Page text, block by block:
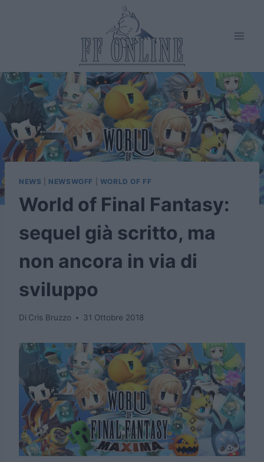
NEWS NEWSWOFF WORLD OF FF
World of Final Fantasy:
sequel già scritto, ma
non ancora in via di
sviluppo
Di Cris Bruzzo 31 Ottobre 2018